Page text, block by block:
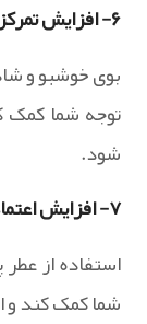
۶- افزایش تمرکز و توجه:
بوی خوشبو و
توجه شما
شود.
۷- افزایش اعتماد به نفس:
استفاده از
شما کمک کند و